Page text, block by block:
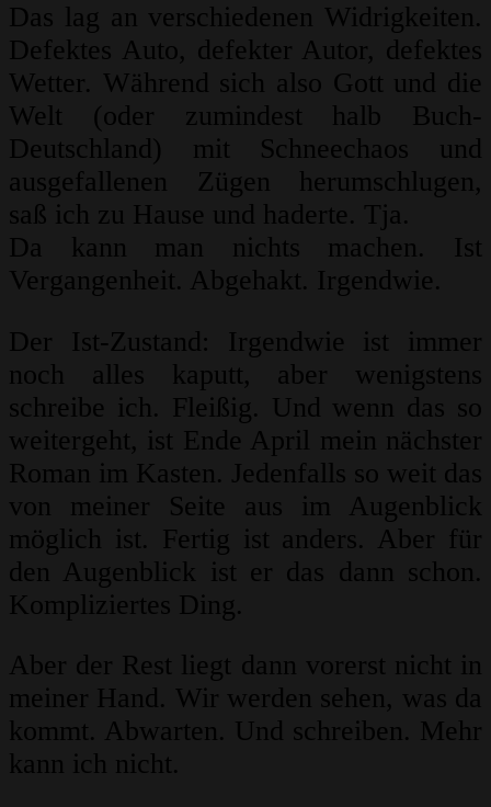
Das lag an verschiedenen Widrigkeiten.
Defektes Auto, defekter Autor, defektes
Wetter. Während sich also Gott und die
Welt (oder zumindest halb Buch-
Deutschland) mit Schneechaos und
ausgefallenen Zügen herumschlugen,
saß ich zu Hause und haderte. Tja.
Da kann man nichts machen. Ist
Vergangenheit. Abgehakt. Irgendwie.
Der Ist-Zustand: Irgendwie ist immer
noch alles kaputt, aber wenigstens
schreibe ich. Fleißig. Und wenn das so
weitergeht, ist Ende April mein nächster
Roman im Kasten. Jedenfalls so weit das
von meiner Seite aus im Augenblick
möglich ist. Fertig ist anders. Aber für
den Augenblick ist er das dann schon.
Kompliziertes Ding.
Aber der Rest liegt dann vorerst nicht in
meiner Hand. Wir werden sehen, was da
kommt. Abwarten. Und schreiben. Mehr
kann ich nicht.